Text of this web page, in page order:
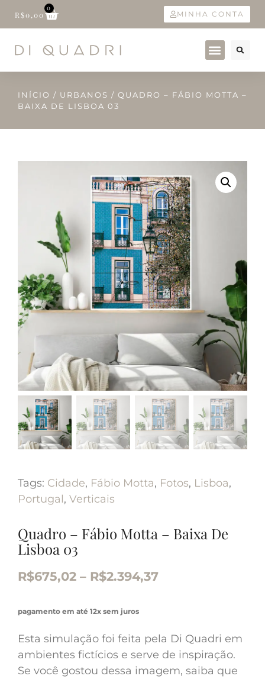
R$0,00
0
MINHA CONTA
INÍCIO / URBANOS / QUADRO – FÁBIO MOTTA –
BAIXA DE LISBOA 03
Tags: Cidade, Fábio Motta, Fotos, Lisboa,
Portugal, Verticais
Quadro – Fábio Motta – Baixa De
Lisboa 03
R$675,02 – R$2.394,37
pagamento em até 12x sem juros
Esta simulação foi feita pela Di Quadri em
ambientes fictícios e serve de inspiração.
Se você gostou dessa imagem, saiba que